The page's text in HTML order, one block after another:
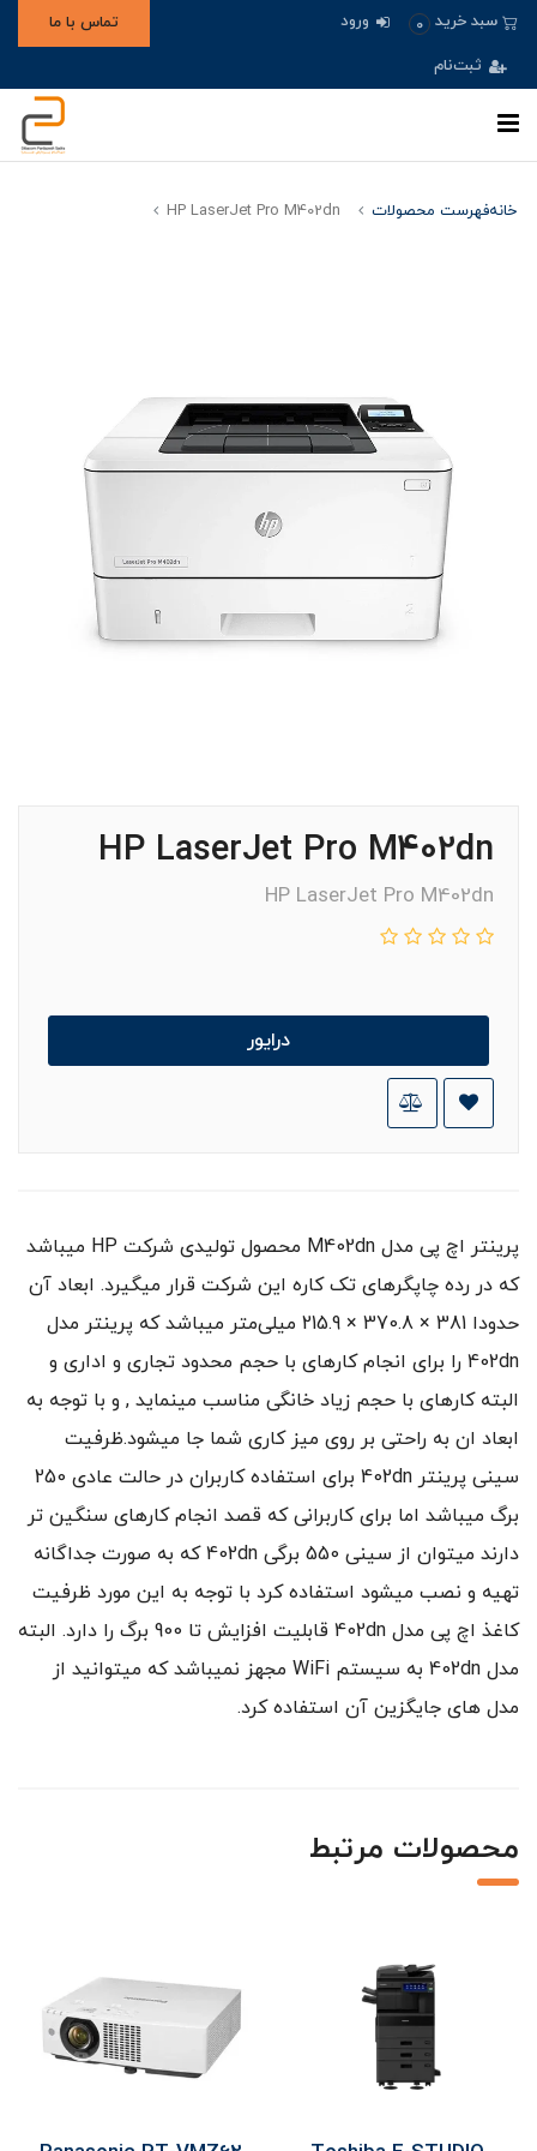
سبد خرید 0 ورود
ثبت‌نام
تماس با ما
خانهفهرست محصولات HP LaserJet Pro M402dn
HP LaserJet Pro M402dn
HP LaserJet Pro M402dn
درایور
پرینتر اچ پی مدل M402dn محصول تولیدی شرکت HP میباشد
که در رده چاپگرهای تک کاره این شرکت قرار میگیرد. ابعاد آن
حدودا 381 × 370.8 × 215.9 میلی‌متر میباشد که پرینتر مدل
402dn را برای انجام کارهای با حجم محدود تجاری و اداری و
البته کارهای با حجم زیاد خانگی مناسب مینماید , و با توجه به
ابعاد ان به راحتی بر روی میز کاری شما جا میشود.ظرفیت
سینی پرینتر 402dn برای استفاده کاربران در حالت عادی 250
برگ میباشد اما برای کاربرانی که قصد انجام کارهای سنگین تر
دارند میتوان از سینی 550 برگی 402dn که به صورت جداگانه
تهیه و نصب میشود استفاده کرد با توجه به این مورد ظرفیت
کاغذ اچ پی مدل 402dn قابلیت افزایش تا 900 برگ را دارد. البته
مدل 402dn به سیستم WiFi مجهز نمیباشد که میتوانید از
مدل های جایگزین آن استفاده کرد.
محصولات مرتبط